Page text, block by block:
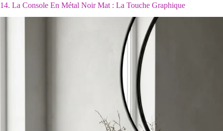
14. La Console En Métal Noir Mat : La Touche Graphique